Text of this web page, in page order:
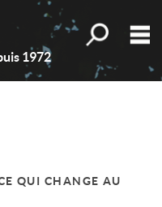
1972
Toutes nos
QUI CHANGE AU